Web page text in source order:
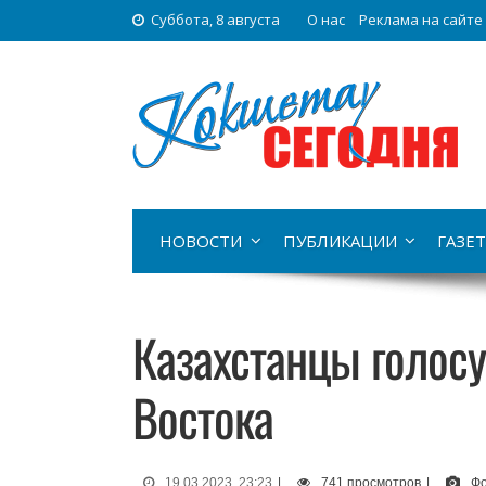
Суббота, 8 августа О нас Реклама на сайте
НОВОСТИ ПУБЛИКАЦИИ
Казахстанцы
Востока
19.03.2023, 23:23 | 741 просмотров |